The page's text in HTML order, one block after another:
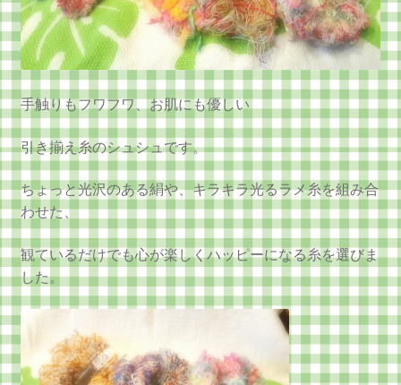
手触りもフワフワ、お肌にも優しい
引き揃え糸のシュシュです。
ちょっと光沢のある絹や、キラキラ光るラメ糸を組み合
わせた、
観ているだけでも心が楽しくハッピーになる糸を選びま
した。